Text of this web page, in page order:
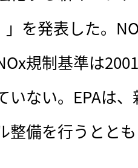
を発表した。
規制基準は
いない。EPAは
整備を行うとと